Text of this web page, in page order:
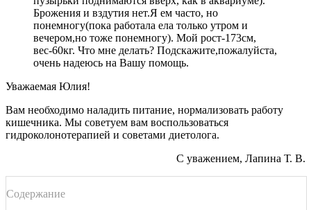
Брожения и вздутия нет.Я ем часто, но
понемногу(пока работала ела только утром и
вечером,но тоже понемногу). Мой рост-173см,
вес-60кг. Что мне делать? Подскажите,пожалуйста,
очень надеюсь на Вашу помощь.
Уважаемая Юлия!
Вам необходимо наладить питание, нормализовать работу
кишечника. Мы советуем вам воспользоваться
гидроколонотерапией и советами диетолога.
С уважением, Лапина Т. В.
Содержание